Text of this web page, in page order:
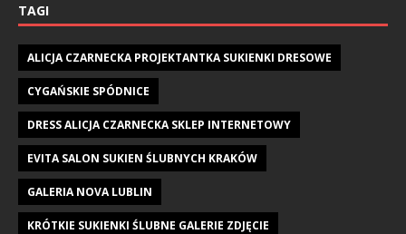
TAGI
ALICJA CZARNECKA PROJEKTANTKA SUKIENKI DRESOWE
CYGAŃSKIE SPÓDNICE
DRESS ALICJA CZARNECKA SKLEP INTERNETOWY
EVITA SALON SUKIEN ŚLUBNYCH KRAKÓW
GALERIA NOVA LUBLIN
KRÓTKIE SUKIENKI ŚLUBNE GALERIE ZDJĘCIE